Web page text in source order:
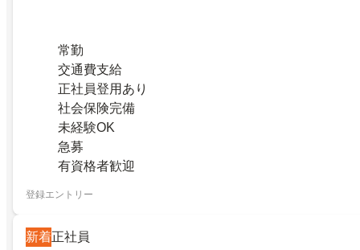
常勤
交通費支給
正社員登用あり
社会保険完備
未経験OK
急募
有資格者歓迎
登録エントリー
新着正社員